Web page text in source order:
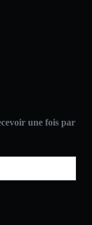
une fois par